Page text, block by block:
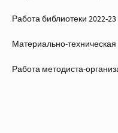
Работа библиотеки 2022-23
Материально-техническая
Работа методиста-